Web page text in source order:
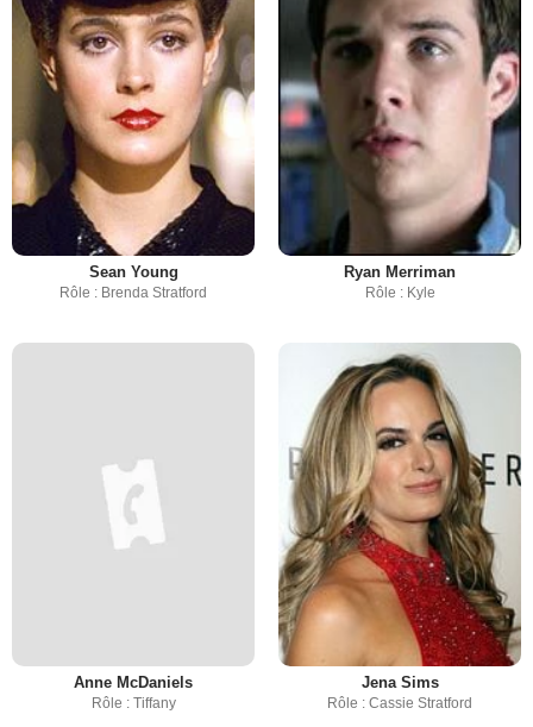
Sean Young
Rôle : Brenda Stratford
Ryan Merriman
Rôle : Kyle
Anne McDaniels
Rôle : Tiffany
Jena Sims
Rôle : Cassie Stratford